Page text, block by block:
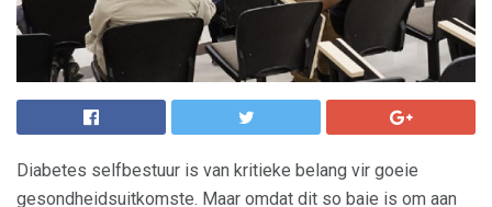
Diabetes selfbestuur is van kritieke belang vir goeie
gesondheidsuitkomste. Maar omdat dit so baie is om aan